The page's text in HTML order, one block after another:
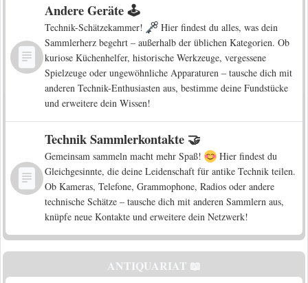
Andere Geräte 🕹️
Technik-Schätzekammer!
Hier findest du alles, was dein
Sammlerherz begehrt – außerhalb der üblichen Kategorien. Ob
kuriose Küchenhelfer, historische Werkzeuge, vergessene
Spielzeuge oder ungewöhnliche Apparaturen – tausche dich mit
anderen Technik-Enthusiasten aus, bestimme deine Fundstücke
und erweitere dein Wissen!
Technik Sammlerkontakte 🤝
Gemeinsam sammeln macht mehr Spaß!
Hier findest du
Gleichgesinnte, die deine Leidenschaft für antike Technik teilen.
Ob Kameras, Telefone, Grammophone, Radios oder andere
technische Schätze – tausche dich mit anderen Sammlern aus,
knüpfe neue Kontakte und erweitere dein Netzwerk!
ANTIQUARIAT 📖